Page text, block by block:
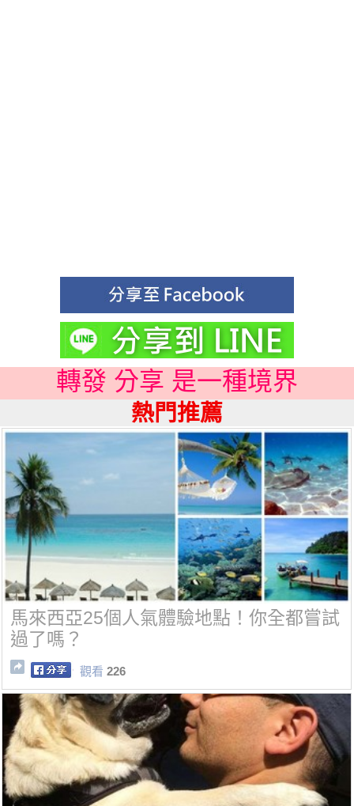
轉發 分享 是一種境界
熱門推薦
馬來西亞25個人氣體驗地點！你全都嘗試
過了嗎？
觀看 226